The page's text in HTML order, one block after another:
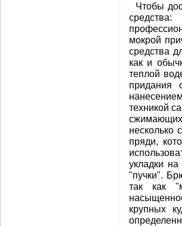
Чтобы
мокрой
средства
как и
теплой
придания
техникой
несколько
пряди,
укладки
"пучки".
так как
крупных